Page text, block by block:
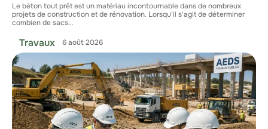
Le béton tout prêt est un matériau incontournable dans de nombreux
projets de construction et de rénovation. Lorsqu'il s'agit de déterminer
combien de sacs…
Travaux 6 août 2026